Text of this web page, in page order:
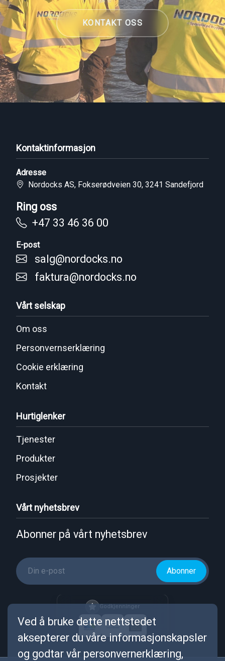
KONTAKT OSS
Kontaktinformasjon
Adresse
Nordocks AS, Fokserødveien 30, 3241 Sandefjord
Ring oss
+47 33 46 36 00
E-post
salg@nordocks.no
faktura@nordocks.no
Vårt selskap
Om oss
Personvernserklæring
Cookie erklæring
Kontakt
Hurtiglenker
Tjenester
Produkter
Prosjekter
Vårt nyhetsbrev
Abonner på vårt nyhetsbrev
Abonner
Godkjenninger
Ved å bruke dette nettstedet
aksepterer du våre informasjonskapsler
og godtar vår personvernerklæring,